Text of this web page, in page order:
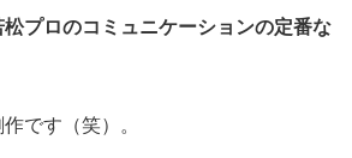
プロのコミュニケーションの定番な
です（笑）。